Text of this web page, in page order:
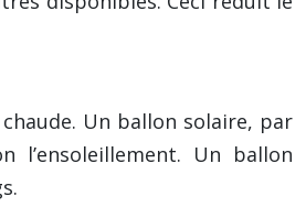
Un ballon solaire, par
l’ensoleillement. Un ballon